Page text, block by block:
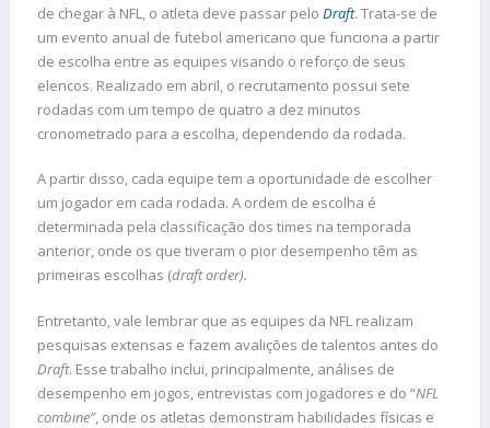
de chegar à NFL, o atleta deve passar pelo Draft. Trata-se de
um evento anual de futebol americano que funciona a partir
de escolha entre as equipes visando o reforço de seus
elencos. Realizado em abril, o recrutamento possui sete
rodadas com um tempo de quatro a dez minutos
cronometrado para a escolha, dependendo da rodada.
A partir disso, cada equipe tem a oportunidade de escolher
um jogador em cada rodada. A ordem de escolha é
determinada pela classificação dos times na temporada
anterior, onde os que tiveram o pior desempenho têm as
primeiras escolhas (draft order).
Entretanto, vale lembrar que as equipes da NFL realizam
pesquisas extensas e fazem avalições de talentos antes do
Draft. Esse trabalho inclui, principalmente, análises de
desempenho em jogos, entrevistas com jogadores e do “NFL
combine”, onde os atletas demonstram habilidades físicas e